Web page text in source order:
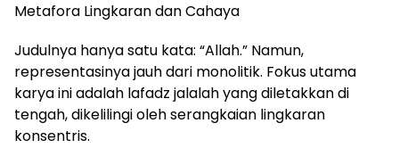
Metafora Lingkaran dan Cahaya
Judulnya hanya satu kata: “Allah.” Namun,
representasinya jauh dari monolitik. Fokus utama
karya ini adalah lafadz jalalah yang diletakkan di
tengah, dikelilingi oleh serangkaian lingkaran
konsentris.